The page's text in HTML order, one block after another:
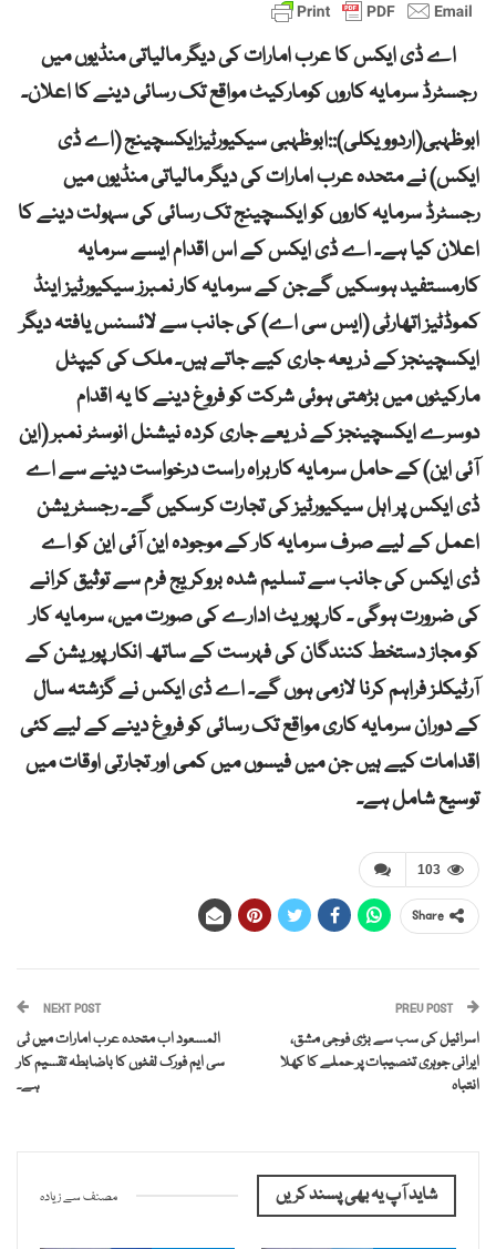
اے ڈی ایکس کا عرب امارات کی دیگر مالیاتی منڈیوں میں
رجسٹرڈ سرمایہ کاروں کومارکیٹ مواقع تک رسائی دینے کا اعلان۔
ابوظہبی(اردوویکلی)::ابوظہبی سیکیورٹیزایکسچینج (اے ڈی
ایکس) نے متحدہ عرب امارات کی دیگر مالیاتی منڈیوں میں
رجسٹرڈ سرمایہ کاروں کو ایکسچینج تک رسائی کی سہولت دینے کا
اعلان کیا ہے۔ اے ڈی ایکس کے اس اقدام ایسے سرمایہ
کارمستفید ہوسکیں گےجن کے سرمایہ کار نمبرز سیکیورٹیز اینڈ
کموڈٹیز اتھارٹی (ایس سی اے) کی جانب سے لائسنس یافتہ دیگر
ایکسچینجز کے ذریعہ جاری کیے جاتے ہیں۔ ملک کی کیپٹل
مارکیٹوں میں بڑھتی ہوئی شرکت کو فروغ دینے کا یہ اقدام
دوسرے ایکسچینجز کے ذریعے جاری کردہ نیشنل انوسٹر نمبر (این
آئی این) کے حامل سرمایہ کاربراہ راست درخواست دینے سے اے
ڈی ایکس پر اہل سیکیورٹیز کی تجارت کرسکیں گے۔ رجسٹریشن
اعمل کے لیے صرف سرمایہ کار کے موجودہ این آئی این کو اے
ڈی ایکس کی جانب سے تسلیم شدہ بروکریج فرم سے توثیق کرانے
کی ضرورت ہوگی ۔ کارپوریٹ ادارے کی صورت میں، سرمایہ کار
کو مجاز دستخط کنندگان کی فہرست کے ساتھ انکارپوریشن کے
آرٹیکلز فراہم کرنا لازمی ہوں گے۔ اے ڈی ایکس نے گزشتہ سال
کے دوران سرمایہ کاری مواقع تک رسائی کو فروغ دینے کے لیے کئی
اقدامات کیے ہیں جن میں فیسوں میں کمی اور تجارتی اوقات میں
توسیع شامل ہے۔
103
Share
PREV POST
اسرائیل کی سب سے بڑی فوجی مشق،
ایرانی جوہری تنصیبات پر حملے کا کھلا
انتباہ
NEXT POST
المسعود اب متحدہ عرب امارات میں ٹی
سی ایم فورک لفٹوں کا باضابطہ تقسیم کار
ہے۔
شاید آپ یہ بھی پسند کریں مصنف سے زیادہ